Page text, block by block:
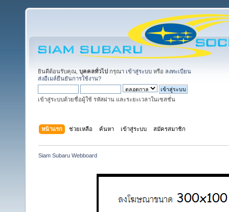
ยินดีต้อนรับคุณ, บุคคลทั่วไป กรุณา เข้าสู่ระบบ หรือ ลงทะเบียน
ส่งอีเมล์ยืนยันการใช้งาน?
เข้าสู่ระบบด้วยชื่อผู้ใช้ รหัสผ่าน และระยะเวลาในเซสชั่น
หน้าแรก ช่วยเหลือ ค้นหา เข้าสู่ระบบ สมัครสมาชิก
Siam Subaru Webboard